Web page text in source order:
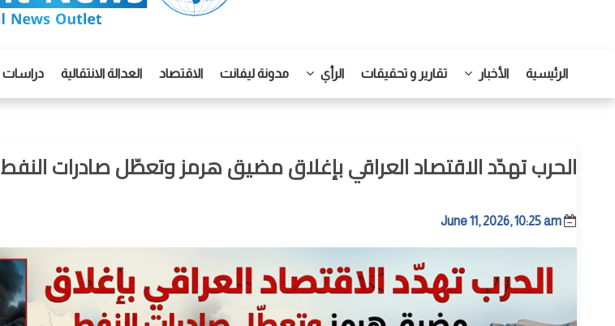
الرئيسية الأخبار تقارير و تحقيقات الرأي مدونة ليفانت الاقتصاد العدالة الانتقالية دراسات
الحرب تهدّد الاقتصاد العراقي بإغلاق مضيق هرمز وتعطّل صادرات النفط
June 11, 2026, 10:25 am